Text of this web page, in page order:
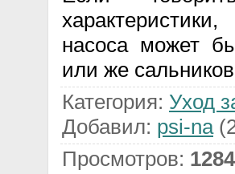
насоса может
или же
Категория: Уход
Добавил: psi-na
Просмотров: 1284